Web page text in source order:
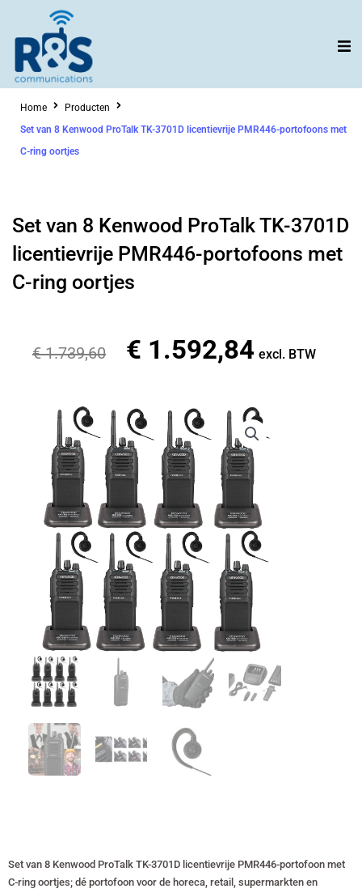
inhoud
Home
Producten
Set van 8 Kenwood ProTalk TK-3701D licentievrije PMR446-portofoons met
C-ring oortjes
Set van 8 Kenwood ProTalk TK-3701D
licentievrije PMR446-portofoons met
C-ring oortjes
€1.739,60
Oorspronkelijke
€ 1.739,60.
€ 1.592,84 Huidige
€ 1.592,84.
excl. BTW
Set van 8 Kenwood ProTalk TK-3701D licentievrije PMR446-portofoon met
C-ring oortjes; dé portofoon voor de horeca, retail, supermarkten en